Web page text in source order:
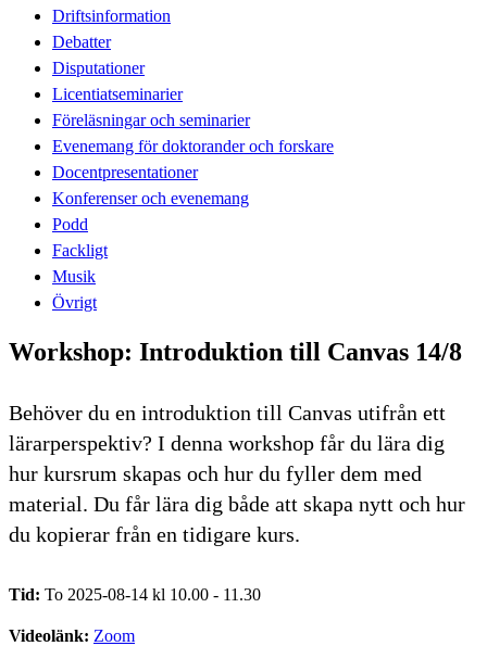
Driftsinformation
Debatter
Disputationer
Licentiatseminarier
Föreläsningar och seminarier
Evenemang för doktorander och forskare
Docentpresentationer
Konferenser och evenemang
Podd
Fackligt
Musik
Övrigt
Workshop: Introduktion till Canvas 14/8
Behöver du en introduktion till Canvas utifrån ett
lärarperspektiv? I denna workshop får du lära dig
hur kursrum skapas och hur du fyller dem med
material. Du får lära dig både att skapa nytt och hur
du kopierar från en tidigare kurs.
Tid: To 2025-08-14 kl 10.00 - 11.30
Videolänk: Zoom